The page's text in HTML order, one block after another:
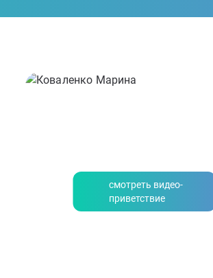
смотреть видео-
приветствие